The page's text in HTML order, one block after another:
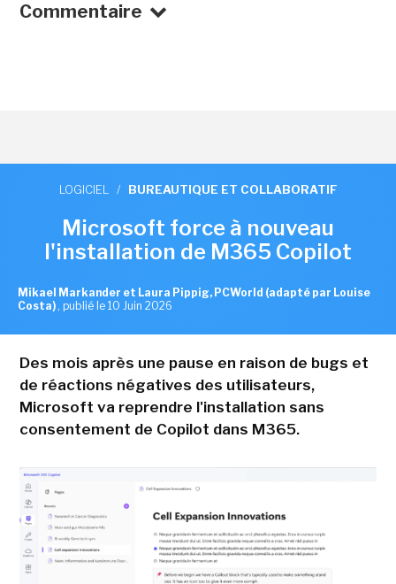
Commentaire
LOGICIEL / BUREAUTIQUE ET COLLABORATIF
Microsoft force à nouveau
l'installation de M365 Copilot
Mikael Markander et Laura Pippig, PCWorld (adapté par Louise
Costa) , publié le 10 Juin 2026
Des mois après une pause en raison de bugs et
de réactions négatives des utilisateurs,
Microsoft va reprendre l'installation sans
consentement de Copilot dans M365.